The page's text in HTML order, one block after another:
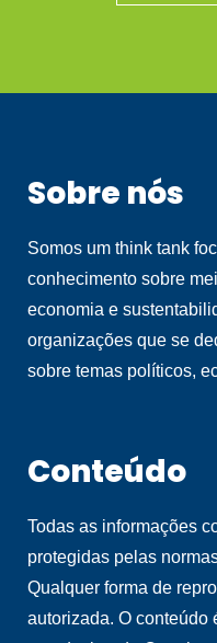
Sobre nós
Somos um think tank
conhecimento sobre
economia e
organizações que se
sobre temas políticos,
Conteúdo
Todas as informações
protegidas pelas
Qualquer forma de
autorizada. O conteúdo